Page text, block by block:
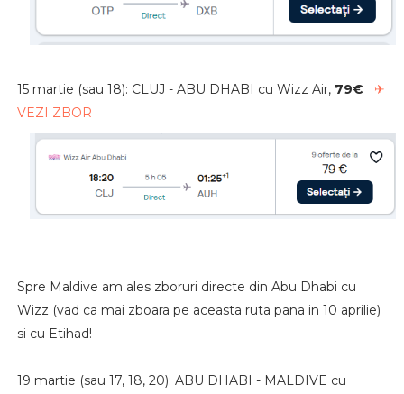
15 martie (sau 18): CLUJ - ABU DHABI cu Wizz Air,79€
✈
VEZI ZBOR
Spre Maldive am ales zboruri directe din Abu Dhabi cu
Wizz (vad ca mai zboara pe aceasta ruta pana in 10 aprilie)
si cu Etihad!
19 martie (sau 17, 18, 20): ABU DHABI - MALDIVE cu